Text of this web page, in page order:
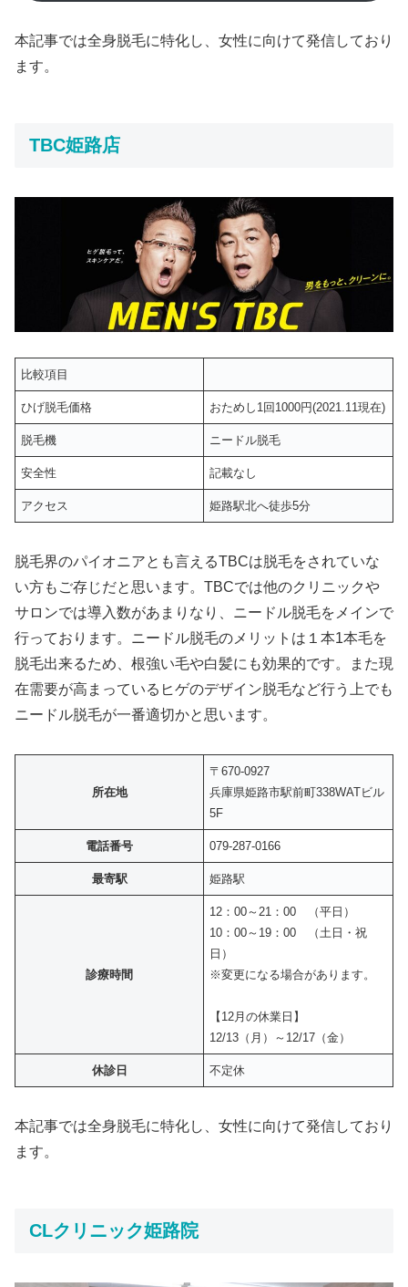
本記事では全身脱毛に特化し、女性に向けて発信しており
ます。
TBC姫路店
比較項目
ひげ脱毛価格 おためし1回1000円(2021.11現在)
脱毛機 ニードル脱毛
安全性 記載なし
アクセス 姫路駅北へ徒歩5分
脱毛界のパイオニアとも言えるTBCは脱毛をされていな
い方もご存じだと思います。TBCでは他のクリニックや
サロンでは導入数があまりなり、ニードル脱毛をメインで
行っております。ニードル脱毛のメリットは１本1本毛を
脱毛出来るため、根強い毛や白髪にも効果的です。また現
在需要が高まっているヒゲのデザイン脱毛など行う上でも
ニードル脱毛が一番適切かと思います。
所在地
〒670-0927
兵庫県姫路市駅前町338WATビル
5F
電話番号 079-287-0166
最寄駅 姫路駅
診療時間
12：00～21：00 （平日）
10：00～19：00 （土日・祝
日）
※変更になる場合があります。
【12月の休業日】
12/13（月）～12/17（金）
休診日 不定休
本記事では全身脱毛に特化し、女性に向けて発信しており
ます。
CLクリニック姫路院